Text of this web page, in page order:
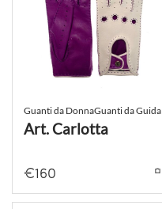
Guanti da DonnaGuanti da Guida
Art. Carlotta
€160